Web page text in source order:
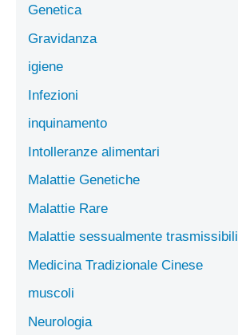
Genetica
Gravidanza
igiene
Infezioni
inquinamento
Intolleranze alimentari
Malattie Genetiche
Malattie Rare
Malattie sessualmente trasmissibili
Medicina Tradizionale Cinese
muscoli
Neurologia